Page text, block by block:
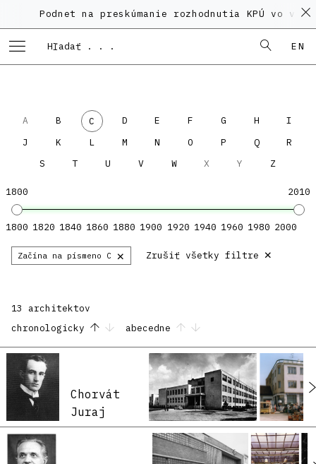
Podnet na preskúmanie rozhodnutia KPÚ vo veci
EN
A B C D E F G H
I
J
K L M N O P Q
R
S
T U V W X Y Z
1800 2010
1800 1820 1840 1860 1880 1900 1920 1940 1960 1980 2000
Začína na písmeno C × Zrušiť všetky filtre ×
13 architektov
chronologicky
abecedne
Chorvát
Juraj